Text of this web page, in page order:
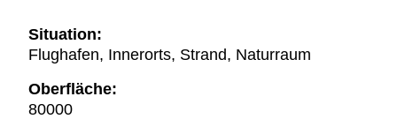
Situation:
Flughafen, Innerorts, Strand, Naturraum
Oberfläche:
80000